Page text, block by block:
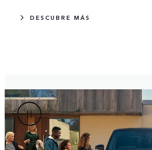
DESCUBRE MÁS